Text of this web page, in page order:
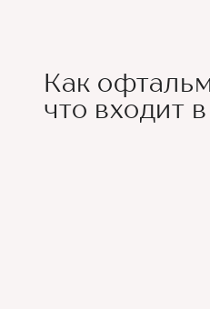
Как
что входит